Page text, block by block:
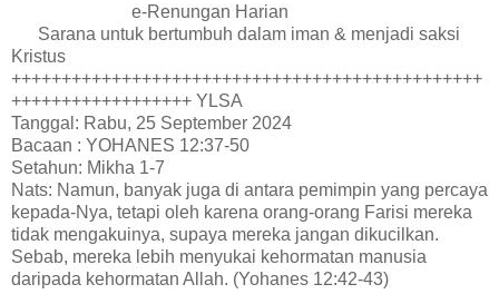
e-Renungan Harian
Sarana untuk bertumbuh dalam iman & menjadi saksi
Kristus
+++++++++++++++++++++++++++++++++++++++++++++++
++++++++++++++++++ YLSA
Tanggal: Rabu, 25 September 2024
Bacaan : YOHANES 12:37-50
Setahun: Mikha 1-7
Nats: Namun, banyak juga di antara pemimpin yang percaya
kepada-Nya, tetapi oleh karena orang-orang Farisi mereka
tidak mengakuinya, supaya mereka jangan dikucilkan.
Sebab, mereka lebih menyukai kehormatan manusia
daripada kehormatan Allah. (Yohanes 12:42-43)